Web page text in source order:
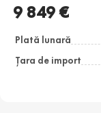
9 849 €
Plată lunară
Țara de import